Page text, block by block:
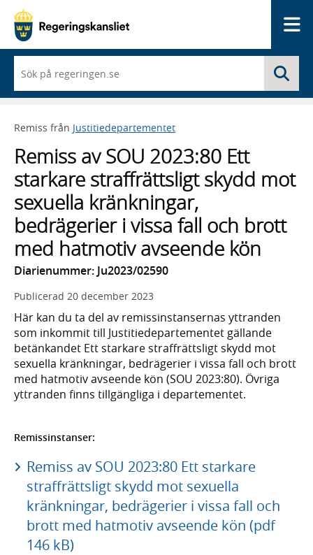
du
börjar
skriva
framträder
lista
med
sökförslag
Remiss från Justitiedepartementet
Remiss av SOU 2023:80 Ett
starkare straffrättsligt skydd mot
sexuella kränkningar,
bedrägerier i vissa fall och brott
med hatmotiv avseende kön
Diarienummer: Ju2023/02590
Publicerad 20 december 2023
Här kan du ta del av remissinstansernas yttranden
som inkommit till Justitiedepartementet gällande
betänkandet Ett starkare straffrättsligt skydd mot
sexuella kränkningar, bedrägerier i vissa fall och brott
med hatmotiv avseende kön (SOU 2023:80). Övriga
yttranden finns tillgängliga i departementet.
Remissinstanser:
Remiss av SOU 2023:80 Ett starkare
straffrättsligt skydd mot sexuella
kränkningar, bedrägerier i vissa fall och
brott med hatmotiv avseende kön (pdf
146 kB)